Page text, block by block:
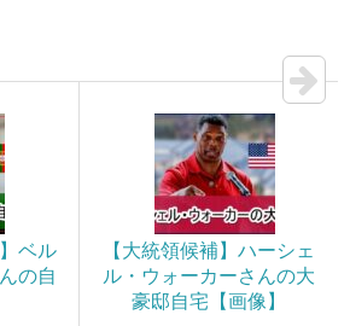
ベル
の自
【大統領候補】ハーシェ
ル・ウォーカーさんの大
豪邸自宅【画像】